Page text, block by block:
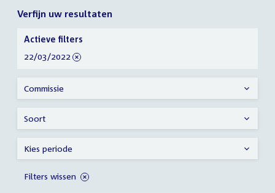
Verfijn uw resultaten
Verfijn
uw
resultaten
Actieve filters
verwijder
22/03/2022
Commissie
Soort
Kies periode
Filters wissen